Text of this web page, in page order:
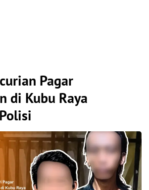
Pagar
di Kubu Raya